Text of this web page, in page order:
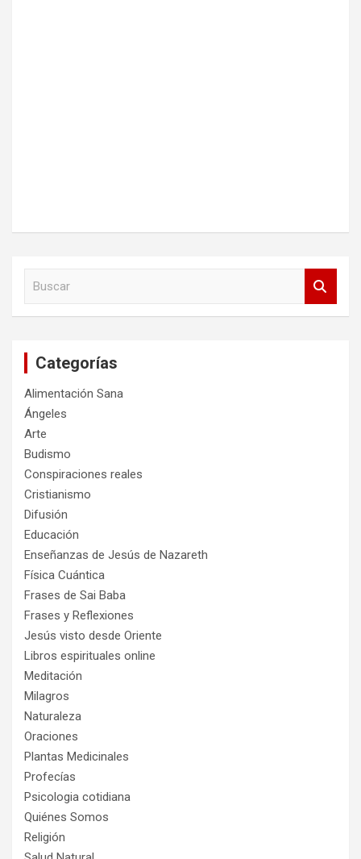
Categorías
Alimentación Sana
Ángeles
Arte
Budismo
Conspiraciones reales
Cristianismo
Difusión
Educación
Enseñanzas de Jesús de Nazareth
Física Cuántica
Frases de Sai Baba
Frases y Reflexiones
Jesús visto desde Oriente
Libros espirituales online
Meditación
Milagros
Naturaleza
Oraciones
Plantas Medicinales
Profecías
Psicologia cotidiana
Quiénes Somos
Religión